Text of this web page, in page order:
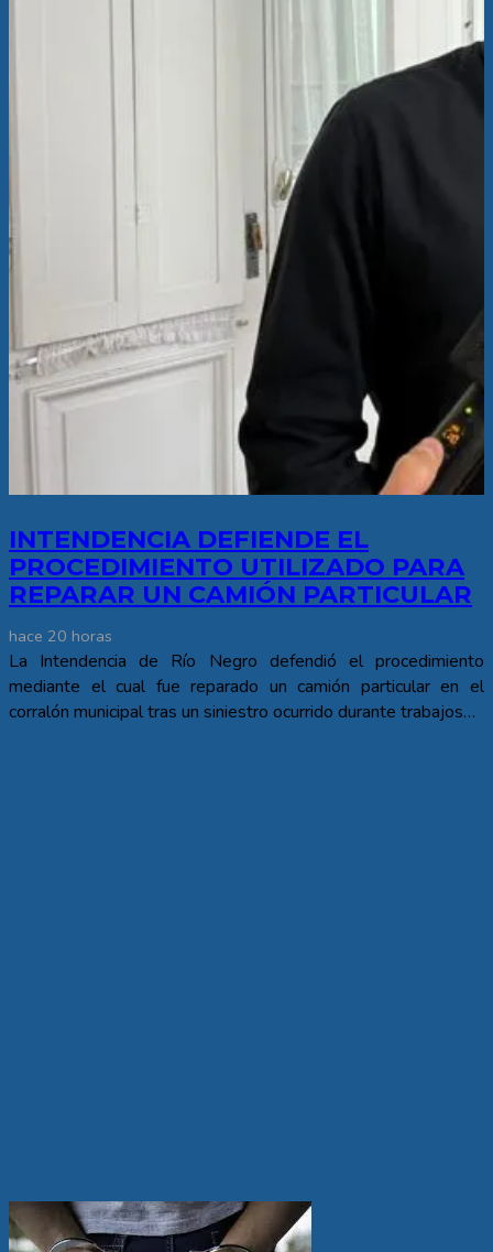
INTENDENCIA DEFIENDE EL
PROCEDIMIENTO UTILIZADO PARA
REPARAR UN CAMIÓN PARTICULAR
hace 20 horas
La Intendencia de Río Negro defendió el procedimiento
mediante el cual fue reparado un camión particular en el
corralón municipal tras un siniestro ocurrido durante trabajos…